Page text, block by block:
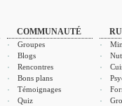
COMMUNAUTÉ
Groupes
Blogs
Rencontres
Bons plans
Témoignages
Quiz